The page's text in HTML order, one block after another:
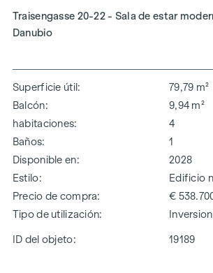
Traisengasse 20-22 - Sala de estar
Danubio
Superficie útil
79,79 m²
Balcón
9,94 m²
habitaciones
4
Baños
1
Disponible en
2028
Estilo
Edificio
Precio de compra
€
Tipo de utilización
ID del objeto: 19189